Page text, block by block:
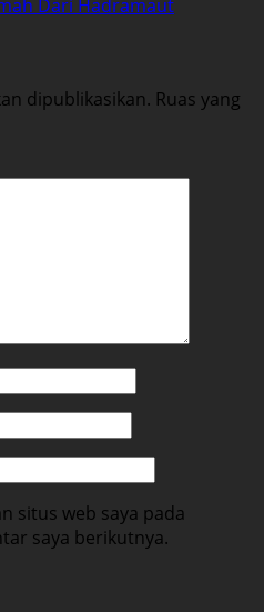
Dari Hadramaut
dipublikasikan. Ruas yang
situs web saya pada
saya berikutnya.